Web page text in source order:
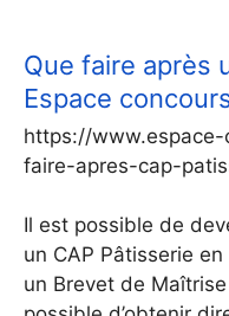
Que faire après
Espace
https://
faire-apres-cap-
Il est possible de
un CAP Pâtisserie
un Brevet de